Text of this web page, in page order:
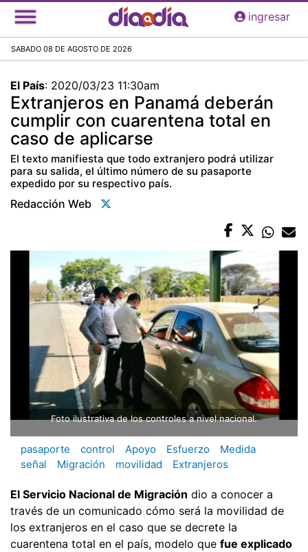
Pasar
al
principal
ingresar
SABADO 08 DE AGOSTO DE 2026
El País: 2020/03/23 11:30am
Extranjeros en Panamá deberán
cumplir con cuarentena total en
caso de aplicarse
El texto manifiesta que todo extranjero podrá utilizar
para su salida, el último número de su pasaporte
expedido por su respectivo país.
Redacción Web
Foto ilustrativa de los controles a nivel nacional.
pasaporte control Apoyo Esfuerzo
Medida
señal
Migración movilidad Extranjeros
El Servicio Nacional de Migración dio a conocer a
través de un comunicado cómo será la movilidad de
los extranjeros en el caso que se decrete la
cuarentena total en el país, modelo que fue explicado